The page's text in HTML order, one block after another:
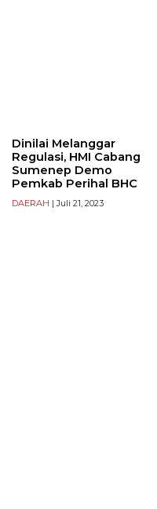
Dinilai Melanggar
Regulasi, HMI Cabang
Sumenep Demo
Pemkab Perihal BHC
DAERAH | Juli 21, 2023